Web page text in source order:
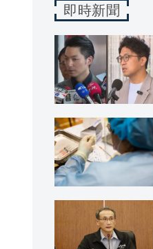
即時新聞